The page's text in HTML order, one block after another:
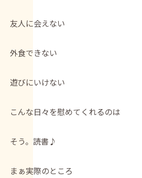
友人に会えない
外食できない
遊びにいけない
こんな日々を慰めてくれるのは
そう。読書♪
まぁ実際のところ